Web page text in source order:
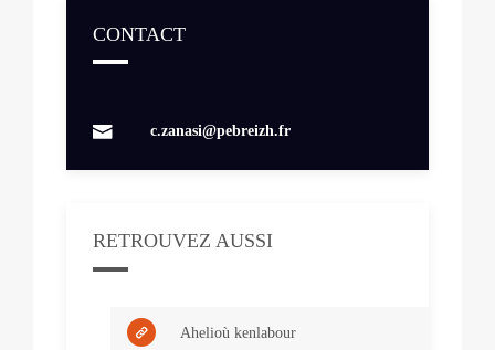
CONTACT
c.zanasi@pebreizh.fr
RETROUVEZ AUSSI
Ahelioù kenlabour